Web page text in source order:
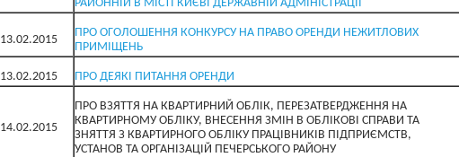
РАЙОННІЙ В МІСТІ КИЄВІ ДЕРЖАВНІЙ АДМІНІСТРАЦІЇ
13.02.2015
ПРО ОГОЛОШЕННЯ КОНКУРСУ НА ПРАВО ОРЕНДИ НЕЖИТЛОВИХ
ПРИМІЩЕНЬ
13.02.2015 ПРО ДЕЯКІ ПИТАННЯ ОРЕНДИ
14.02.2015
ПРО ВЗЯТТЯ НА КВАРТИРНИЙ ОБЛІК, ПЕРЕЗАТВЕРДЖЕННЯ НА
КВАРТИРНОМУ ОБЛІКУ, ВНЕСЕННЯ ЗМІН В ОБЛІКОВІ СПРАВИ ТА
ЗНЯТТЯ З КВАРТИРНОГО ОБЛІКУ ПРАЦІВНИКІВ ПІДПРИЄМСТВ,
УСТАНОВ ТА ОРГАНІЗАЦІЙ ПЕЧЕРСЬКОГО РАЙОНУ